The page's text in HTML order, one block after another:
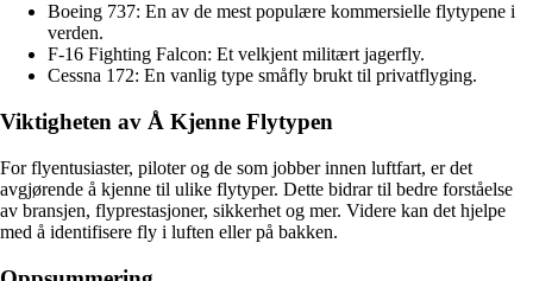
Boeing 737: En av de mest populære kommersielle flytypene i
verden.
F-16 Fighting Falcon: Et velkjent militært jagerfly.
Cessna 172: En vanlig type småfly brukt til privatflyging.
Viktigheten av Å Kjenne Flytypen
For flyentusiaster, piloter og de som jobber innen luftfart, er det
avgjørende å kjenne til ulike flytyper. Dette bidrar til bedre forståelse
av bransjen, flyprestasjoner, sikkerhet og mer. Videre kan det hjelpe
med å identifisere fly i luften eller på bakken.